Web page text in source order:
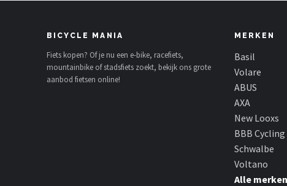
Volare
ABUS
BICYCLE MANIA
Fiets kopen? Of je nu een e-bike, racefiets,
mountainbike of stadsfiets zoekt, bekijk ons grote
aanbod fietsen online!
MERKEN
Basil
Volare
ABUS
AXA
New Looxs
BBB Cycling
Schwalbe
Voltano
Alle